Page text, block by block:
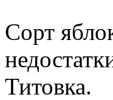
Сорт
Титовка.